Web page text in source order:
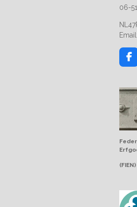
06-
F
a
e
b
o
o
(FIEN)